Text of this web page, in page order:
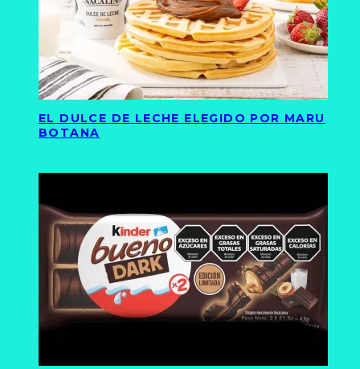
EL DULCE DE LECHE ELEGIDO POR MARU
BOTANA